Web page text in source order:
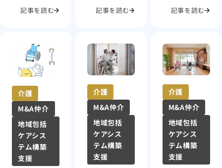
記事を読む 記事を読む 記事を読む
介護
M&A仲介
地域包括
ケアシス
テム構築
支援
介護
M&A仲介
地域包括
ケアシス
テム構築
支援
介護
M&A仲介
地域包括
ケアシス
テム構築
支援